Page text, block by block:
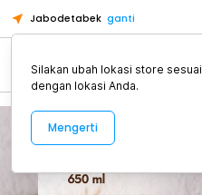
Jabodetabek ganti
Alat Kopi
Silakan ubah lokasi store sesuai
dengan lokasi Anda.
Mengerti